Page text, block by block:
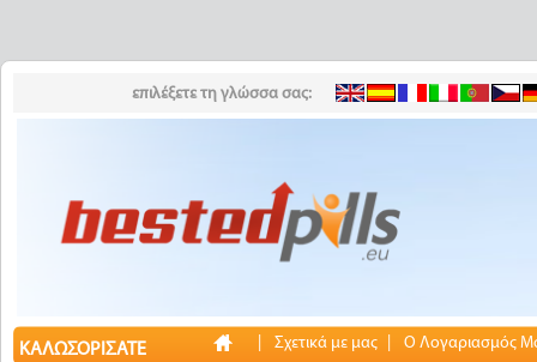
επιλέξετε τη γλώσσα σας:
ΚΑΛΩΣΟΡΊΣΑΤΕ Σχετικά με μας Ο Λογαριασμός